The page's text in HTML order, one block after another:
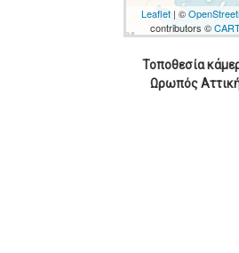
Leaflet | ©
contributors ©
Τοποθεσία
Ωρωπός